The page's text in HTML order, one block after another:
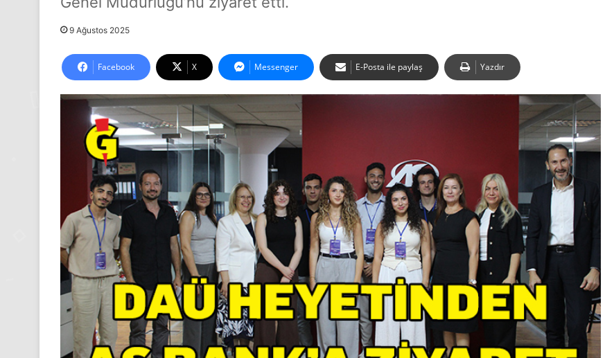
9 Ağustos 2025
Facebook X Messenger E-Posta ile paylaş Yazdır